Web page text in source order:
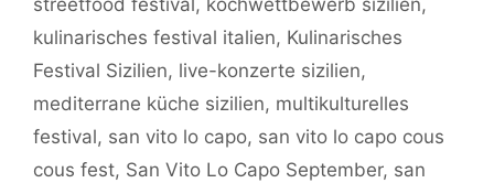
streetfood festival, kochwettbewerb sizilien,
kulinarisches festival italien, Kulinarisches
Festival Sizilien, live-konzerte sizilien,
mediterrane küche sizilien, multikulturelles
festival, san vito lo capo, san vito lo capo cous
cous fest, San Vito Lo Capo September, san